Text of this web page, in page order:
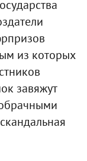
из которых
завяжут